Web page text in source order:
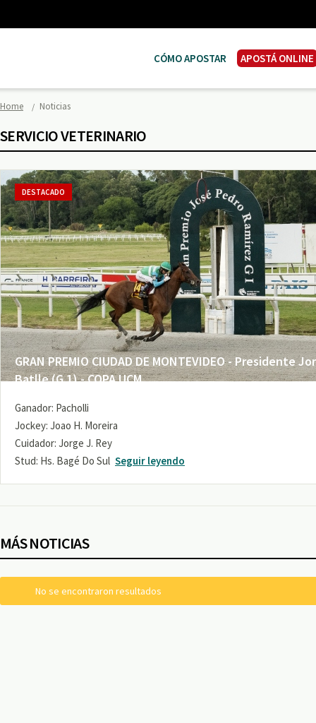
CÓMO APOSTAR APOSTÁ ONLINE
Home Noticias
SERVICIO VETERINARIO
GRAN PREMIO CIUDAD DE MONTEVIDEO - Presidente
Batlle (G 1) - COPA UCM
DESTACADO
Ganador: Pacholli
Jockey: Joao H. Moreira
Cuidador: Jorge J. Rey
Stud: Hs. Bagé Do Sul Seguir leyendo
MÁS NOTICIAS
No se encontraron resultados